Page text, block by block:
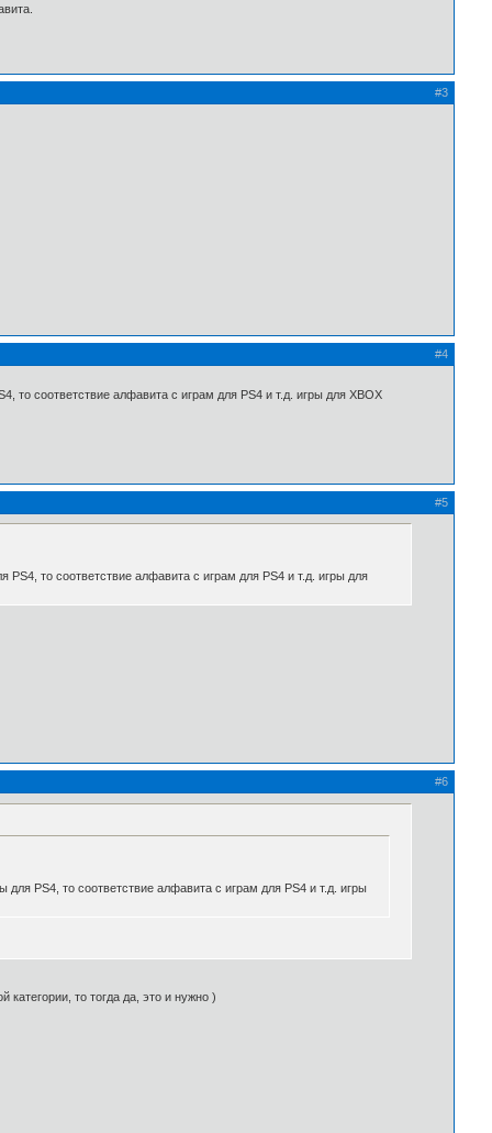
#3
#4
то соответствие алфавита с играм для PS4 и т.д. игры для XBOX
#5
PS4, то соответствие алфавита с играм для PS4 и т.д. игры для
#6
для PS4, то соответствие алфавита с играм для PS4 и т.д. игры
категории, то тогда да, это и нужно )